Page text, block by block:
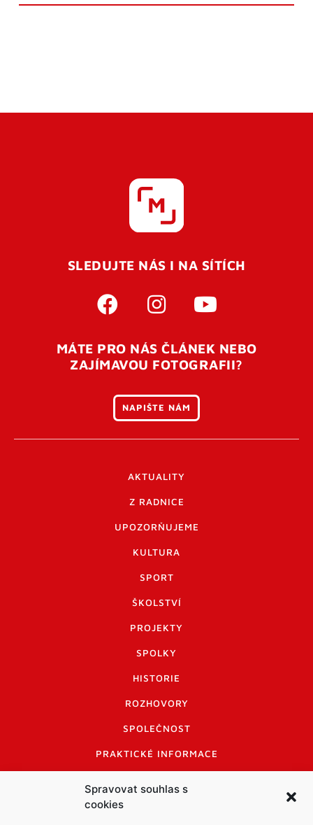
Spravovat souhlas s
cookies
SLEDUJTE NÁS I NA SÍTÍCH
MÁTE PRO NÁS ČLÁNEK NEBO
ZAJÍMAVOU FOTOGRAFII?
NAPIŠTE NÁM
AKTUALITY
Z RADNICE
UPOZORŇUJEME
KULTURA
SPORT
ŠKOLSTVÍ
PROJEKTY
SPOLKY
HISTORIE
ROZHOVORY
SPOLEČNOST
PRAKTICKÉ INFORMACE
INFORMACE A KODEX DISKUTUJÍCÍCH